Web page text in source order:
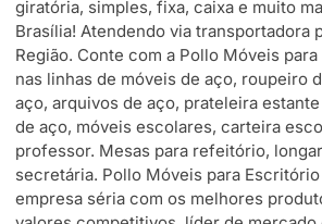
giratória, simples, fixa, caixa e muito
Brasília! Atendendo via transportadora
Região. Conte com a Pollo Móveis
nas linhas de móveis de aço, roupeiro
aço, arquivos de aço, prateleira
de aço, móveis escolares, carteira
professor. Mesas para refeitório,
secretária. Pollo Móveis para
empresa séria com os melhores